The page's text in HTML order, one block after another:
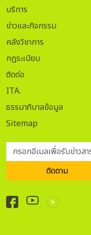
บริการ
ข่าวและกิจกรรม
คลังวิชาการ
กฏระเบียบ
ติดต่อ
ITA.
ธรรมาภิบาลข้อมูล
Sitemap
กรอกอีเมลเพื่อรับข่าวสาร
ติดตาม